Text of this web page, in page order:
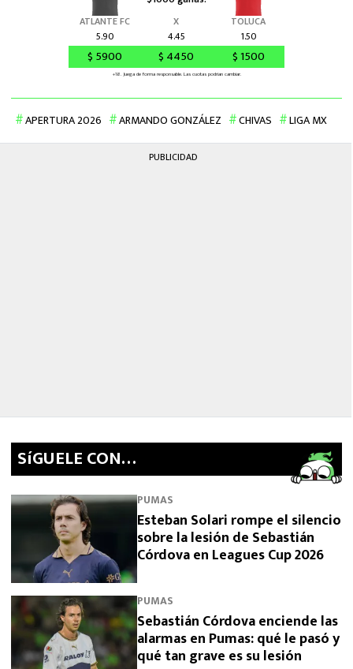
APERTURA 2026 ARMANDO GONZÁLEZ CHIVAS LIGA MX
PUBLICIDAD
SíGUELE CON…
PUMAS
Esteban Solari rompe el silencio
sobre la lesión de Sebastián
Córdova en Leagues Cup 2026
PUMAS
Sebastián Córdova enciende las
alarmas en Pumas: qué le pasó y
qué tan grave es su lesión